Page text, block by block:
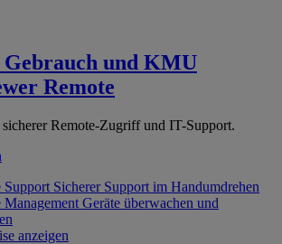
und KMU
Remote
sicherer Remote-Zugriff und IT-Support.
Support Sicherer Support im Handumdrehen
Management Geräte überwachen und
anzeigen